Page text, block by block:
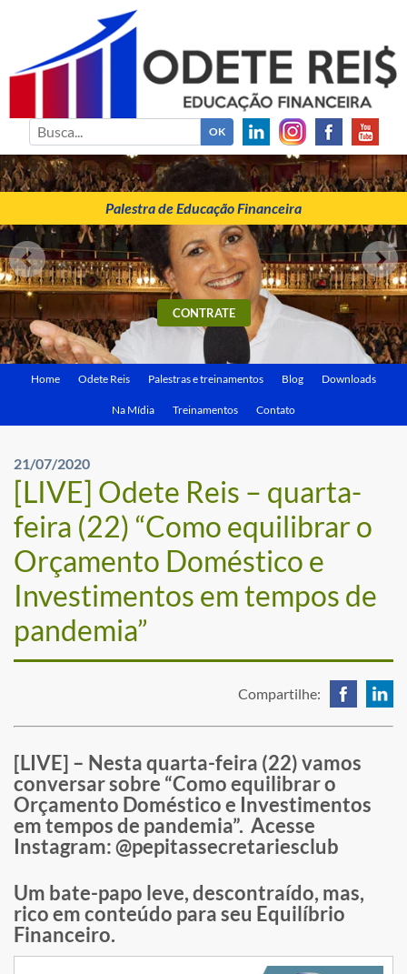
ODETE REIS
Palestrante de Educação Financeira
Palestra de Educação Financeira
CONTRATE
Home Odete Reis Palestras e treinamentos Blog Downloads
Na Mídia Treinamentos Contato
21/07/2020
[LIVE] Odete Reis – quarta-
feira (22) “Como equilibrar o
Orçamento Doméstico e
Investimentos em tempos de
pandemia”
Compartilhe:
[LIVE] – Nesta quarta-feira (22) vamos
conversar sobre “Como equilibrar o
Orçamento Doméstico e Investimentos
em tempos de pandemia”. Acesse
Instagram: @pepitassecretariesclub
Um bate-papo leve, descontraído, mas,
rico em conteúdo para seu Equilíbrio
Financeiro.